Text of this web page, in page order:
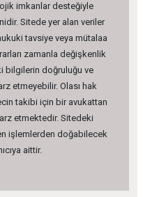
imkanlar desteğiyle
Sitede yer alan veriler
tavsiye veya mütalaa
zamanla değişkenlik
bilgilerin doğruluğu ve
etmeyebilir. Olası hak
takibi için bir avukattan
etmektedir. Sitedeki
işlemlerden doğabilecek
aittir.